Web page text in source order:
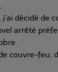
décidé de
arrêté
couvre-feu,